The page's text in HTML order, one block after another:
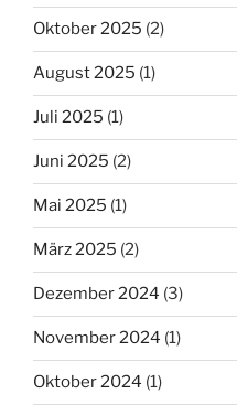
Oktober 2025 (2)
August 2025 (1)
Juli 2025 (1)
Juni 2025 (2)
Mai 2025 (1)
März 2025 (2)
Dezember 2024 (3)
November 2024 (1)
Oktober 2024 (1)